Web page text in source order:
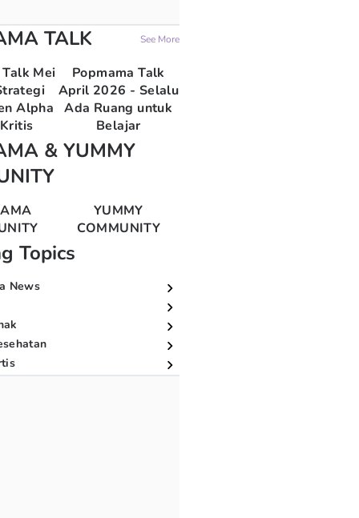
TALK See More
Mei
Alpha
Popmama Talk
April 2026 - Selalu
Ada Ruang untuk
Belajar
& YUMMY
YUMMY
COMMUNITY
Topics
News